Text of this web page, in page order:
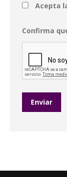
Acepta
Confirma